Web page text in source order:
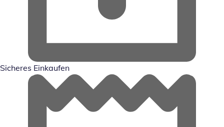
Sicheres Einkaufen